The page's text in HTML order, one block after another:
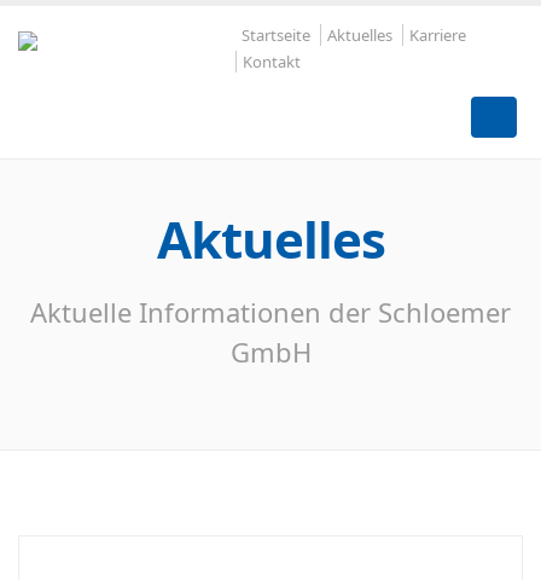
Startseite Aktuelles
Karriere
Kontakt
Aktuelles
Aktuelle Informationen der Schloemer
GmbH